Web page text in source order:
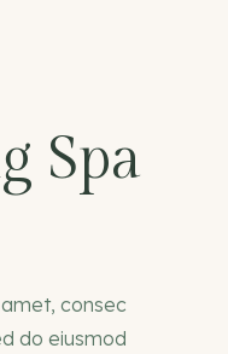
Spa
consec
do eiusmod